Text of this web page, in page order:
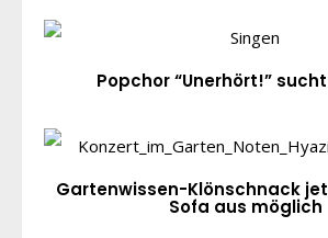
Popchor “Unerhört!”
Gartenwissen-Klönschnack
Sofa aus möglich